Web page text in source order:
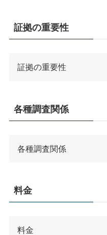
証拠の重要性
証拠の重要性
各種調査関係
各種調査関係
料金
料金